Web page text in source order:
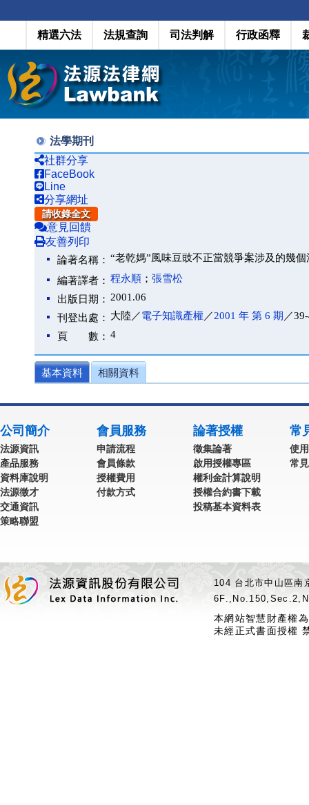
精選六法 法規查詢 司法判解 行政函釋
法學期刊
社群分享
FaceBook
Line
分享網址
請收錄全文
意見回饋
友善列印
論著名稱： “老乾媽”風味豆豉不正當競爭案涉及的幾
編著譯者： 程永順 ； 張雪松
出版日期： 2001.06
刊登出處： 大陸／電子知識產權／2001 年 第 6 期 ／
頁 數： 4
基本資料 相關資料
公司簡介
法源資訊
產品服務
資料庫說明
法源徵才
交通資訊
策略聯盟
會員服務
申請流程
會員條款
授權費用
付款方式
論著授權
徵集論著
啟用授權專區
權利金計算說明
授權合約書下載
投稿基本資料表
常
使
常
104 台北市中山區
本網站智慧財產權
未經正式書面授權